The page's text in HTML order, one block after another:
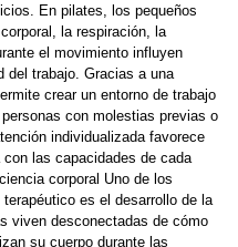
En pilates, los pequeños
la respiración, la
el movimiento influyen
del trabajo. Gracias a una
crear un entorno de trabajo
con molestias previas o
individualizada favorece
las capacidades de cada
corporal Uno de los
es el desarrollo de la
viven desconectadas de cómo
su cuerpo durante las